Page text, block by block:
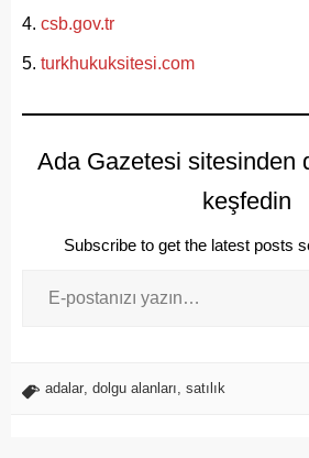
csb.gov.tr
turkhukuksitesi.com
Ada Gazetesi sitesinden
keşfedin
Subscribe to get the latest posts
adalar dolgu alanları satılık